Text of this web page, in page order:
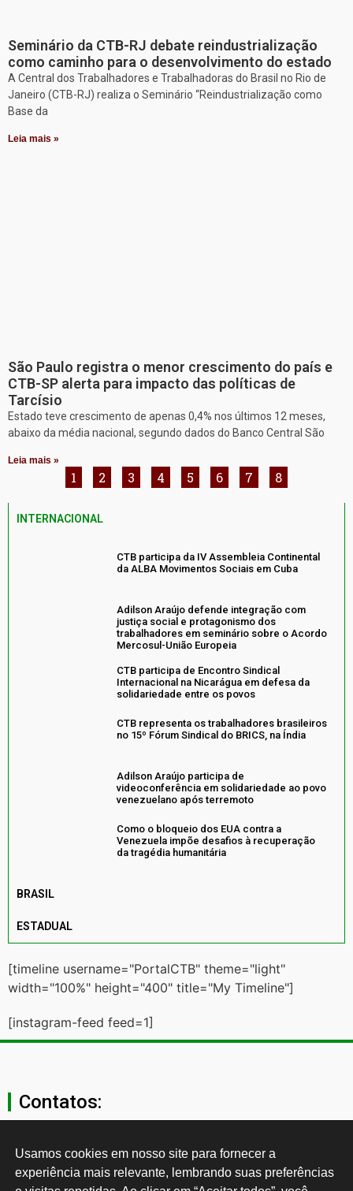
Seminário da CTB-RJ debate reindustrialização
como caminho para o desenvolvimento do estado
A Central dos Trabalhadores e Trabalhadoras do Brasil no Rio de
Janeiro (CTB-RJ) realiza o Seminário “Reindustrialização como
Base da
Leia mais »
São Paulo registra o menor crescimento do país e
CTB-SP alerta para impacto das políticas de
Tarcísio
Estado teve crescimento de apenas 0,4% nos últimos 12 meses,
abaixo da média nacional, segundo dados do Banco Central São
Leia mais »
1 2 3 4 5 6 7 8
INTERNACIONAL
CTB participa da IV Assembleia Continental
da ALBA Movimentos Sociais em Cuba
Adilson Araújo defende integração com
justiça social e protagonismo dos
trabalhadores em seminário sobre o Acordo
Mercosul-União Europeia
CTB participa de Encontro Sindical
Internacional na Nicarágua em defesa da
solidariedade entre os povos
CTB representa os trabalhadores brasileiros
no 15º Fórum Sindical do BRICS, na Índia
Adilson Araújo participa de
videoconferência em solidariedade ao povo
venezuelano após terremoto
Como o bloqueio dos EUA contra a
Venezuela impõe desafios à recuperação
da tragédia humanitária
BRASIL
ESTADUAL
[timeline username="PortalCTB" theme="light"
width="100%" height="400" title="My Timeline"]
[instagram-feed feed=1]
Contatos:
secgeral@ctb.org.br
11 3874-0040
Usamos cookies em nosso site para fornecer a
experiência mais relevante, lembrando suas preferências